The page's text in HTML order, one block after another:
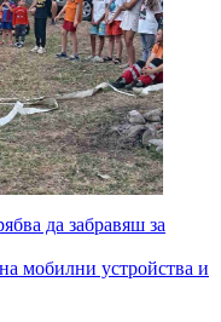
да забравяш за
мобилни устройства и